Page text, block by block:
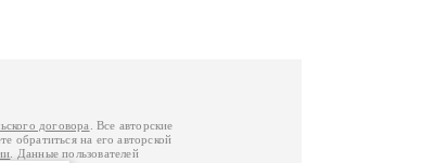
договора
. Все авторские
обратиться на его авторской
. Данные пользователей